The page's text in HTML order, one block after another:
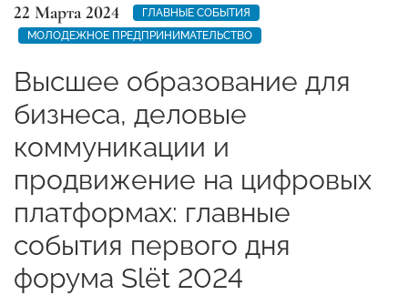
22 Марта 2024
ГЛАВНЫЕ СОБЫТИЯ
МОЛОДЕЖНОЕ ПРЕДПРИНИМАТЕЛЬСТВО
Высшее образование для
бизнеса, деловые
коммуникации и
продвижение на цифровых
платформах: главные
события первого дня
форума Slёt 2024